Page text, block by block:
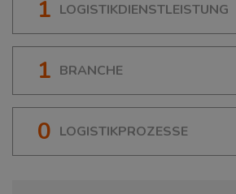
1 LOGISTIKDIENSTLEISTUNG
1 BRANCHE
0 LOGISTIKPROZESSE